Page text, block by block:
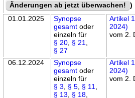
Änderungen ab jetzt überwachen! )
01.01.2025
Synopse
gesamt oder
einzeln für
§ 20 § 21
§ 27
Artikel
2024)
vom 2.
06.12.2024
Synopse
gesamt oder
einzeln für
§ 3
§ 5 § 11
§ 13
§ 18
Artikel
2024)
vom 2.